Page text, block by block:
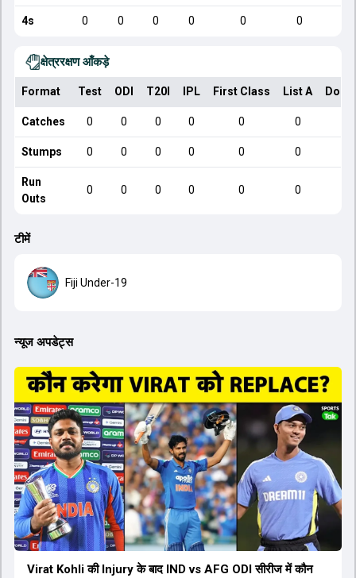
4s 0 0 0 0 0 0
क्षेत्ररक्षण आँकड़े
Format Test ODI T20I IPL First Class List A
Catches 0 0 0 0 0 0
Stumps 0 0 0 0 0 0
Run
Outs
0 0 0 0 0 0
टीमें
Fiji Under-19
न्यूज अपडेट्स
Virat Kohli की Injury के बाद IND vs AFG ODI सीरीज में कौन